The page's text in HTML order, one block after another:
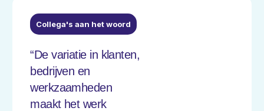
Collega's aan het woord
“De variatie in klanten,
bedrijven en
werkzaamheden
maakt het werk